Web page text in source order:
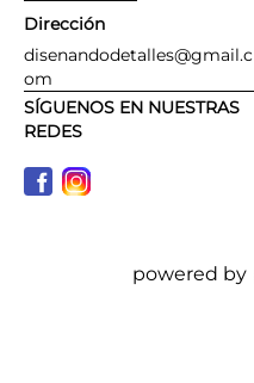
Dirección
disenandodetalles@gmail.c
om
SÍGUENOS EN NUESTRAS
REDES
powered by